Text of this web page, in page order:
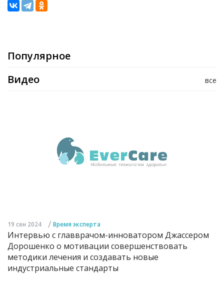
Популярное
все
Видео
19 сен 2024 / Время эксперта
Интервью с главврачом-инноватором Джассером
Дорошенко о мотивации совершенствовать
методики лечения и создавать новые
индустриальные стандарты